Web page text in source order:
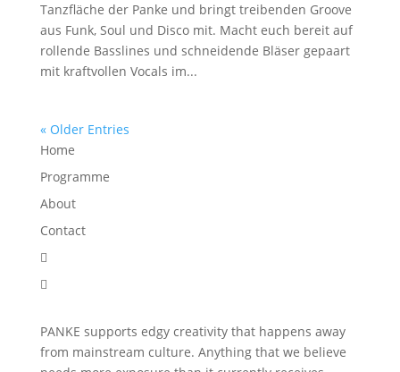
Tanzfläche der Panke und bringt treibenden Groove
aus Funk, Soul und Disco mit. Macht euch bereit auf
rollende Basslines und schneidende Bläser gepaart
mit kraftvollen Vocals im...
« Older Entries
Home
Programme
About
Contact


PANKE supports edgy creativity that happens away
from mainstream culture. Anything that we believe